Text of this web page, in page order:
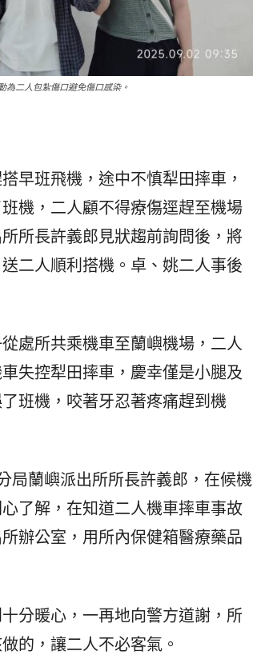
為二人包紮傷口避免傷口感染。
早班飛機，途中不慎犁田摔車，
機，二人顧不得療傷逕趕至機場
所長許義郎見狀趨前詢問後，將
二人順利搭機。卓、姚二人事後
處所共乘機車至蘭嶼機場，二人
失控犁田摔車，慶幸僅是小腿及
班機，咬著牙忍著疼痛趕到機
蘭嶼派出所所長許義郎，在候機
了解，在知道二人機車摔車事故
辦公室，用所內保健箱醫療藥品
分暖心，一再地向警方道謝，所
的，讓二人不必客氣。